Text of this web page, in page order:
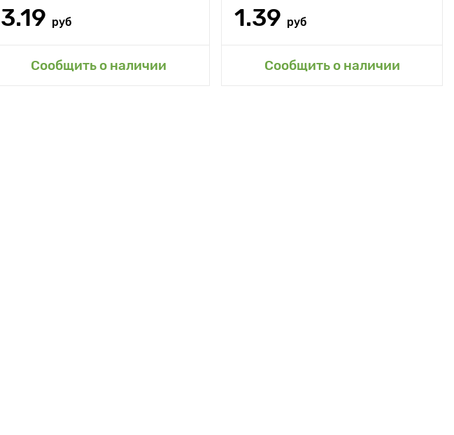
3.19 руб
Сообщить о наличии
Добавить в мой сад
1.39 руб
Сообщить о наличии
Добавить в мой сад